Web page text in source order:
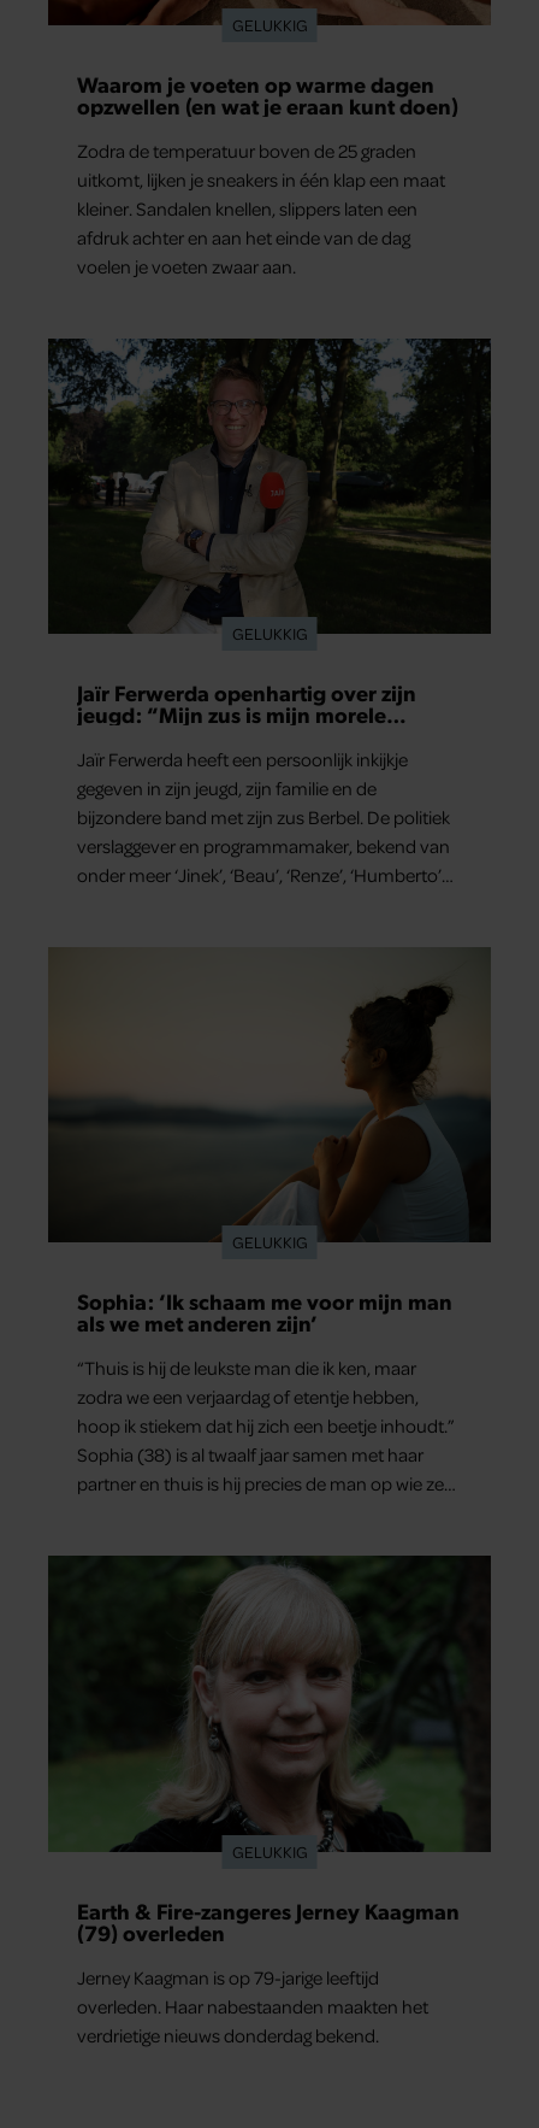
GELUKKIG
Waarom je voeten op warme dagen
opzwellen (en wat je eraan kunt doen)
Zodra de temperatuur boven de 25 graden
uitkomt, lijken je sneakers in één klap een maat
kleiner. Sandalen knellen, slippers laten een
afdruk achter en aan het einde van de dag
voelen je voeten zwaar aan.
GELUKKIG
Jaïr Ferwerda openhartig over zijn
jeugd: “Mijn zus is mijn morele
Jaïr Ferwerda heeft een persoonlijk inkijkje
gegeven in zijn jeugd, zijn familie en de
bijzondere band met zijn zus Berbel. De politiek
verslaggever en programmamaker, bekend van
onder meer ‘Jinek’, ‘Beau’, ‘Renze’, ‘Humberto’
GELUKKIG
Sophia: ‘Ik schaam me voor mijn man
als we met anderen zijn’
“Thuis is hij de leukste man die ik ken, maar
zodra we een verjaardag of etentje hebben,
hoop ik stiekem dat hij zich een beetje inhoudt.”
Sophia (38) is al twaalf jaar samen met haar
partner en thuis is hij precies de man op wie ze
ze samen onder de mensen zijn.
GELUKKIG
Earth & Fire-zangeres Jerney Kaagman
(79) overleden
Jerney Kaagman is op 79-jarige leeftijd
overleden. Haar nabestaanden maakten het
verdrietige nieuws donderdag bekend.